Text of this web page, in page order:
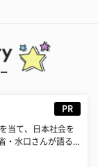
PR
当て、日本社会を
・水口さんが語る...